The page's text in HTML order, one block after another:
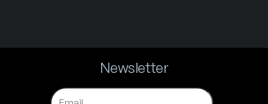
Newsletter
Email